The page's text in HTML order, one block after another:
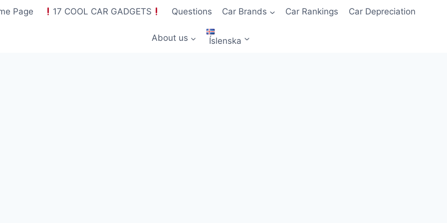
Page 17 COOL CAR GADGETS Questions Car Brands Car Rankings Car Depreciation
About us Íslenska